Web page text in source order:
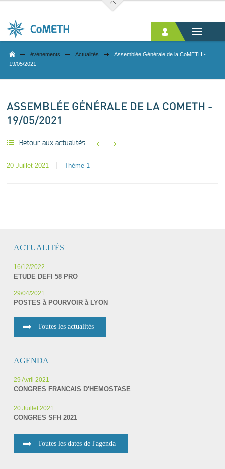
évènements Actualités
Assemblée Générale de la CoMETH -
19/05/2021
ASSEMBLÉE GÉNÉRALE DE LA COMETH -
19/05/2021
Retour aux actualités
20 Juillet 2021 Thème 1
ACTUALITÉS
16/12/2022
ETUDE DEFI 58 PRO
29/04/2021
POSTES à POURVOIR à LYON
Toutes les actualités
AGENDA
29 Avril 2021
CONGRES FRANCAIS D'HEMOSTASE
20 Juillet 2021
CONGRES SFH 2021
Toutes les dates de l'agenda